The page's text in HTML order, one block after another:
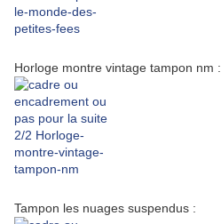
Horloge montre vintage tampon nm :
Tampon les nuages suspendus :